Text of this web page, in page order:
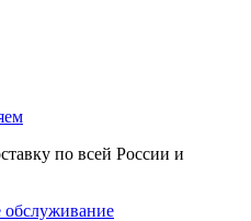
по всей России и
обслуживание